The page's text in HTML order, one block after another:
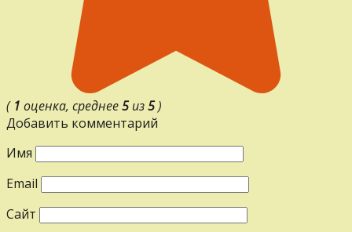
( 1 оценка, среднее5из5)
Добавить комментарий
Имя
Email
Сайт